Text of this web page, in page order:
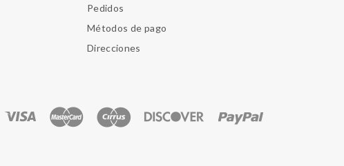
Pedidos
Métodos de pago
Direcciones